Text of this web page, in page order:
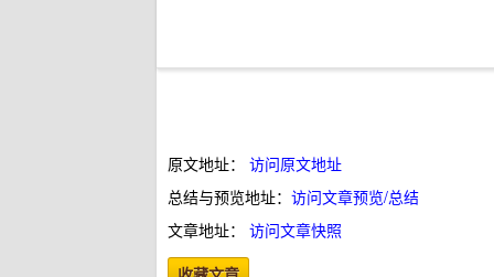
原文地址： 访问原文地址
总结与预览地址： 访问文章预览/总结
文章地址： 访问文章快照